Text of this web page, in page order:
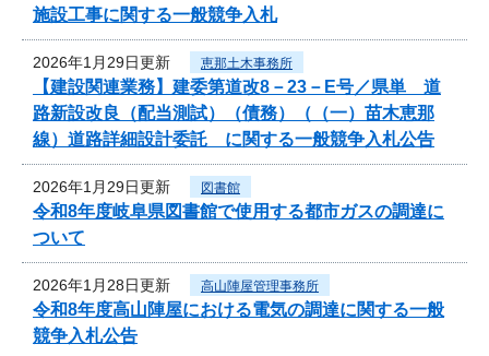
施設工事に関する一般競争入札
2026年1月29日更新 恵那土木事務所
【建設関連業務】建委第道改8－23－E号／県単 道
路新設改良（配当測試）（債務）（（一）苗木恵那
線）道路詳細設計委託 に関する一般競争入札公告
2026年1月29日更新 図書館
令和8年度岐阜県図書館で使用する都市ガスの調達に
ついて
2026年1月28日更新 高山陣屋管理事務所
令和8年度高山陣屋における電気の調達に関する一般
競争入札公告